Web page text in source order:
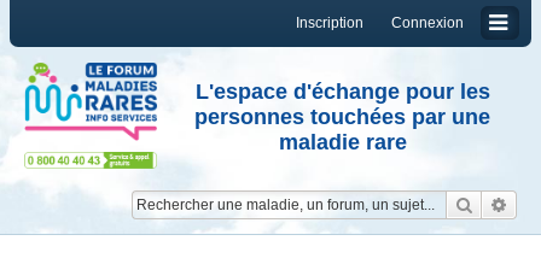
Connexion
Inscription
L'espace d'échange pour les
personnes touchées par une
maladie rare